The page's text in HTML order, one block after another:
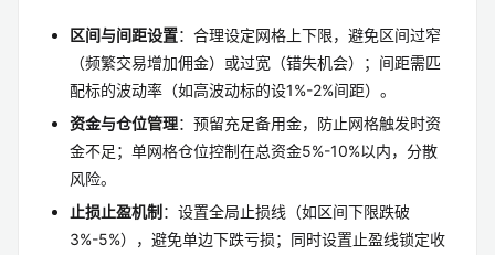
区间与间距设置：合理设定网格上下限，避免区间过窄
（频繁交易增加佣金）或过宽（错失机会）；间距需匹
配标的波动率（如高波动标的设1%-2%间距）。
资金与仓位管理：预留充足备用金，防止网格触发时资
金不足；单网格仓位控制在总资金5%-10%以内，分散
风险。
止损止盈机制 ：设置全局止损线（如区间下限跌破
3%-5%），避免单边下跌亏损；同时设置止盈线锁定收